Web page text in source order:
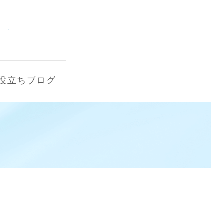
立ちブログ